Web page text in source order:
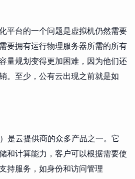
平台的一个问题是虚拟机仍然需要
要拥有运行物理服务器所需的所有
量规划变得更加困难，因为他们还
。至少，公有云出现之前就是如
是云提供商的众多产品之一。它
和计算能力，客户可以根据需要使
持服务，如身份和访问管理